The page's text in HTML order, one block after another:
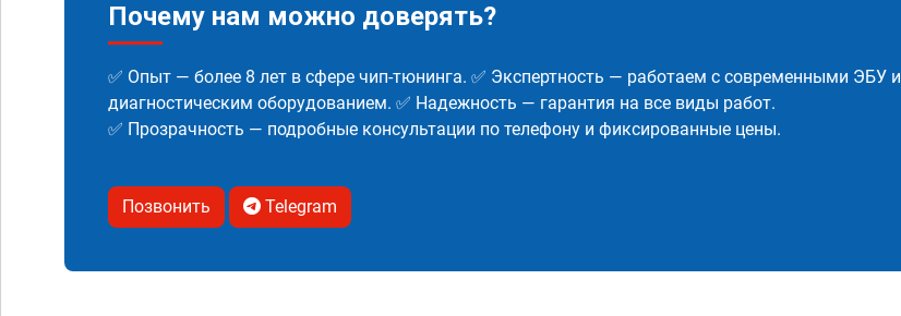
Почему нам можно доверять?
✅ Опыт — более 8 лет в сфере чип-тюнинга. ✅ Экспертность — работаем с современными ЭБУ и
диагностическим оборудованием. ✅ Надежность — гарантия на все виды работ.
✅ Прозрачность — подробные консультации по телефону и фиксированные цены.
Позвонить Telegram